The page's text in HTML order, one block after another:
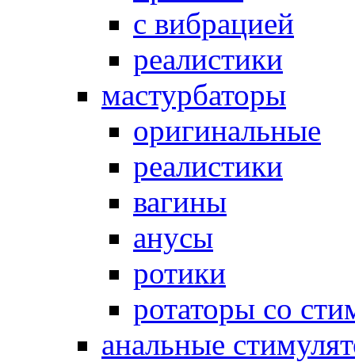
с вибрацией
реалистики
мастурбаторы
оригинальные
реалистики
вагины
анусы
ротики
ротаторы со
анальные